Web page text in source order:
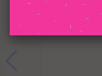
Gerçekçi,
Yumuşak ve güvenli,
kullanımı gerçek bir